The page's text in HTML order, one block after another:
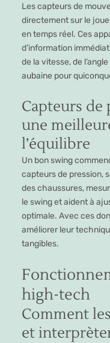
Les capteurs de
directement sur le
en temps réel. Ces
d’information
de la vitesse, de
aubaine pour
Capteurs de
une
l’équilibre
Un bon swing
capteurs de pression,
des chaussures,
le swing et aident à
optimale. Avec ces
améliorer leur
tangibles.
high-tech
Comment
et